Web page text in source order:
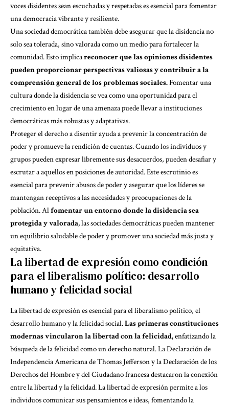
voces disidentes sean escuchadas y respetadas es esencial para fomentar
una democracia vibrante y resiliente.
Una sociedad democrática también debe asegurar que la disidencia no
solo sea tolerada, sino valorada como un medio para fortalecer la
comunidad. Esto implicareconocer que las opiniones disidentes
pueden proporcionar perspectivas valiosas y contribuir a la
comprensión general de los problemas sociales.Fomentar una
cultura donde la disidencia se vea como una oportunidad para el
crecimiento en lugar de una amenaza puede llevar a instituciones
democráticas más robustas y adaptativas.
Proteger el derecho a disentir ayuda a prevenir la concentración de
poder y promueve la rendición de cuentas. Cuando los individuos y
grupos pueden expresar libremente sus desacuerdos, pueden desafiar y
escrutar a aquellos en posiciones de autoridad. Este escrutinio es
esencial para prevenir abusos de poder y asegurar que los líderes se
mantengan receptivos a las necesidades y preocupaciones de la
población. Alfomentar un entorno donde la disidencia sea
protegida y valorada,las sociedades democráticas pueden mantener
un equilibrio saludable de poder y promover una sociedad más justa y
equitativa.
La libertad de expresión como condición
para el liberalismo político: desarrollo
humano y felicidad social
La libertad de expresión es esencial para el liberalismo político, el
desarrollo humano y la felicidad social.Las primeras constituciones
modernas vincularon la libertad con la felicidad,enfatizando la
búsqueda de la felicidad como un derecho natural. La Declaración de
Independencia Americana de Thomas Jefferson y la Declaración de los
Derechos del Hombre y del Ciudadano francesa destacaron la conexión
entre la libertad y la felicidad. La libertad de expresión permite a los
individuos comunicar sus pensamientos e ideas, fomentando la